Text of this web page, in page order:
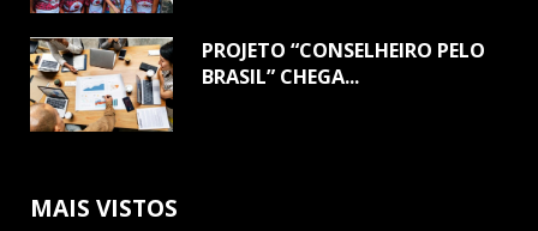
PROJETO “CONSELHEIRO PELO
BRASIL” CHEGA...
MAIS VISTOS